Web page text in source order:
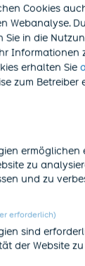
Cookies
Webanalyse.
Sie in die
Informationen
erhalten Sie
neuem Tab)
zum Betreiber
Tab)
ermöglichen
zu
und zu
erforderlich)
sind
der Website